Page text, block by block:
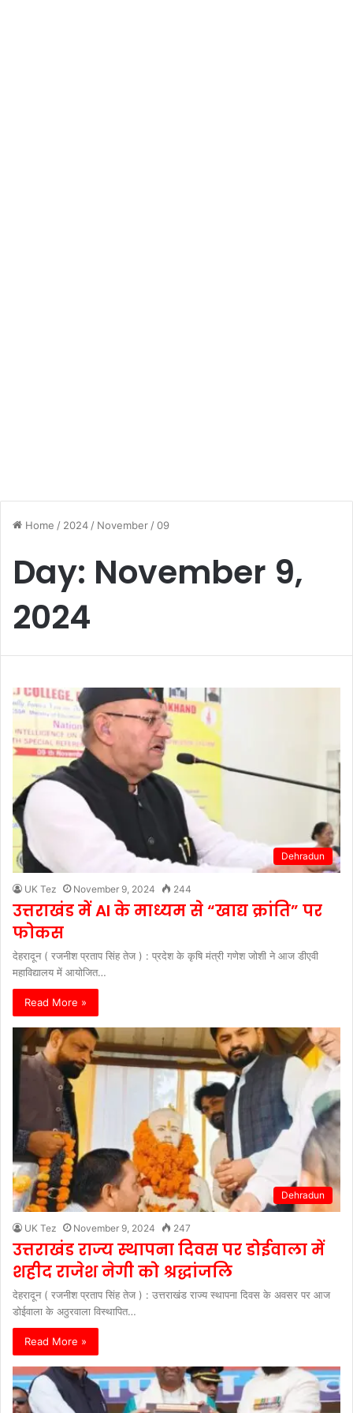
Home / 2024 / November /09
Day: November 9,
2024
Dehradun
UK Tez November 9, 2024 244
उत्तराखंड में AI के माध्यम से “खाद्य क्रांति” पर
फोकस
देहरादून ( रजनीश प्रताप सिंह तेज ) : प्रदेश के कृषि मंत्री गणेश जोशी ने आज डीएवी
महाविद्यालय में आयोजित…
Read More »
Dehradun
UK Tez November 9, 2024 247
उत्तराखंड राज्य स्थापना दिवस पर डोईवाला में
शहीद राजेश नेगी को श्रद्धांजलि
देहरादून ( रजनीश प्रताप सिंह तेज ) : उत्तराखंड राज्य स्थापना दिवस के अवसर पर आज
डोईवाला के अठुरवाला विस्थापित…
Read More »